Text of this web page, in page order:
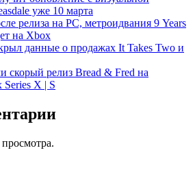
уже 10 марта
релиза на PC, метроидвания 9 Years
на Xbox
данные о продажах It Takes Two и
скорый релиз Bread & Fred на
Series X | S